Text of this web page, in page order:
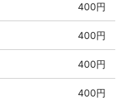
400円
400円
400円
400円